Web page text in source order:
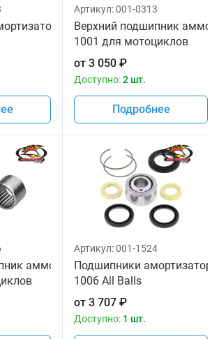
All Balls
Артикул:001-0313
Верхний подшипник
1001 для мотоциклов
от 3 050 ₽
Доступно:2 шт.
Подробнее
аммортизатора All Balls 29-
Артикул:001-1524
Подшипники
1006 All Balls
от 3 707 ₽
Доступно: 1 шт.